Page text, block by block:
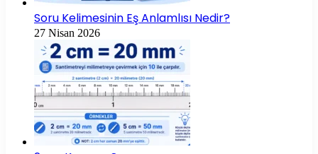
Soru Kelimesinin Eş Anlamlısı Nedir?
27 Nisan 2026